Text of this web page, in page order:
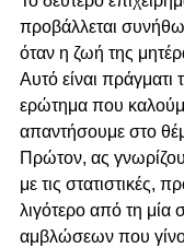
προβάλλεται συνήθως
όταν η ζωή της
Αυτό είναι πράγματι
ερώτημα που
απαντήσουμε στο
Πρώτον, ας
με τις στατιστικές,
λιγότερο από τη μία
αμβλώσεων που